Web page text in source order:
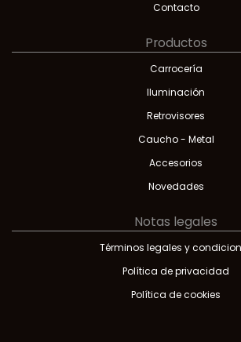
Contacto
Productos
Carrocería
Iluminación
Retrovisores
Caucho - Metal
Accesorios
Novedades
Notas legales
Términos legales y
Política de privacidad
Política de cookies